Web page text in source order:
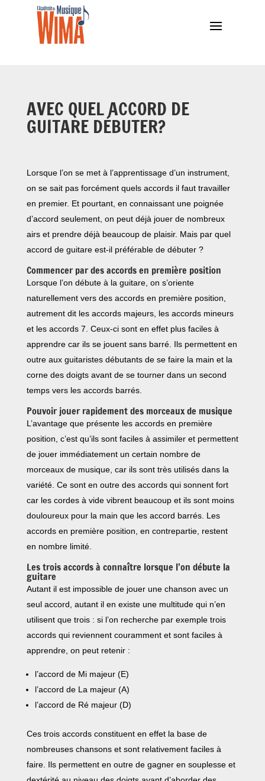
AVEC QUEL ACCORD DE
GUITARE DÉBUTER?
Lorsque l’on se met à l’apprentissage d’un instrument,
on se sait pas forcément quels accords il faut travailler
en premier. Et pourtant, en connaissant une poignée
d’accord seulement, on peut déjà jouer de nombreux
airs et prendre déjà beaucoup de plaisir. Mais par quel
accord de guitare est-il préférable de débuter ?
Commencer par des accords en première position
Lorsque l’on débute à la guitare, on s’oriente
naturellement vers des accords en première position,
autrement dit les accords majeurs, les accords mineurs
et les accords 7. Ceux-ci sont en effet plus faciles à
apprendre car ils se jouent sans barré. Ils permettent en
outre aux guitaristes débutants de se faire la main et la
corne des doigts avant de se tourner dans un second
temps vers les accords barrés.
Pouvoir jouer rapidement des morceaux de musique
L’avantage que présente les accords en première
position, c’est qu’ils sont faciles à assimiler et permettent
de jouer immédiatement un certain nombre de
morceaux de musique, car ils sont très utilisés dans la
variété. Ce sont en outre des accords qui sonnent fort
car les cordes à vide vibrent beaucoup et ils sont moins
douloureux pour la main que les accord barrés. Les
accords en première position, en contrepartie, restent
en nombre limité.
Les trois accords à connaître lorsque l’on débute la
guitare
Autant il est impossible de jouer une chanson avec un
seul accord, autant il en existe une multitude qui n’en
utilisent que trois : si l’on recherche par exemple trois
accords qui reviennent couramment et sont faciles à
apprendre, on peut retenir :
l’accord de Mi majeur (E)
l’accord de La majeur (A)
l’accord de Ré majeur (D)
Ces trois accords constituent en effet la base de
nombreuses chansons et sont relativement faciles à
faire. Ils permettent en outre de gagner en souplesse et